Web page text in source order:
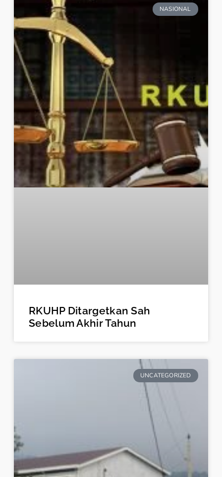
NASIONAL
RKUHP Ditargetkan Sah
Sebelum Akhir Tahun
UNCATEGORIZED